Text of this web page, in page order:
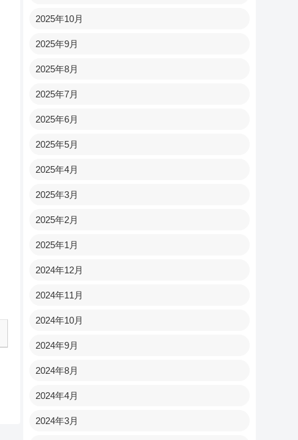
2025年10月
2025年9月
2025年8月
2025年7月
2025年6月
2025年5月
2025年4月
2025年3月
2025年2月
2025年1月
2024年12月
2024年11月
2024年10月
2024年9月
2024年8月
2024年4月
2024年3月